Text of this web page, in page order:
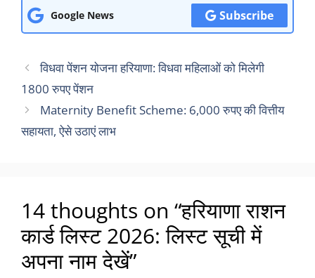
Google News Subscribe
विधवा पेंशन योजना हरियाणा: विधवा महिलाओं को मिलेगी
1800 रुपए पेंशन
Maternity Benefit Scheme: 6,000 रुपए की वित्तीय
सहायता, ऐसे उठाएं लाभ
14 thoughts on “हरियाणा राशन
कार्ड लिस्ट 2026: लिस्ट सूची में
अपना नाम देखें”